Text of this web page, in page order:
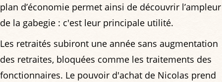
plan d’économie permet ainsi de découvrir l’ampleur
de la gabegie : c'est leur principale utilité.
Les retraités subiront une année sans augmentation
des retraites, bloquées comme les traitements des
fonctionnaires. Le pouvoir d'achat de Nicolas prend